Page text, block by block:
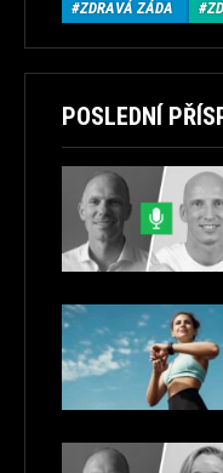
ZDRAVÁ ZÁDA
POSLEDNÍ